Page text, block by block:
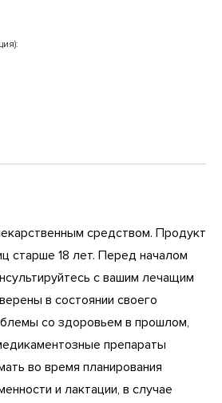
средством. Продукт
старше 18 лет. Перед началом
с вашим лечащим
в состоянии своего
со здоровьем в прошлом,
препараты
во время планирования
и лактации, в случае